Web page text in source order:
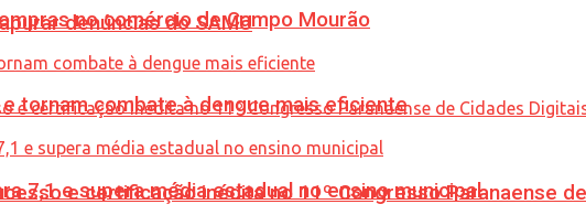
denúncias do SAMU
e certificação inédita no 11º Congresso Paranaense
no comércio de Campo Mourão
tornam combate à dengue mais eficiente
7,1 e supera média estadual no ensino municipal